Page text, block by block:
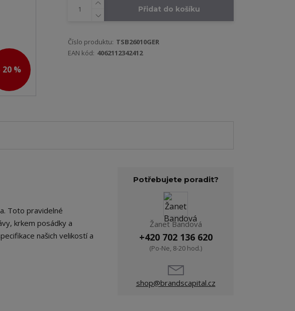
20 %
Přidat do košíku
Číslo produktu: TSB26010GER
EAN kód: 4062112342412
Toto pravidelné
krkem posádky a
našich velikostí a
Potřebujete poradit?
Žanet Bandová
+420 702 136 620
(Po-Ne, 8-20 hod.)
shop@brandscapital.cz